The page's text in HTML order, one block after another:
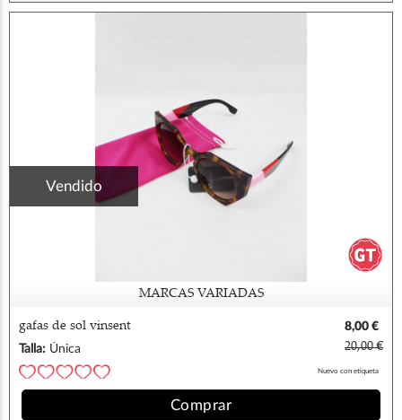
Vendido
MARCAS VARIADAS
gafas de sol vinsent
8,00 €
Talla: Única 20,00 €
Nuevo con etiqueta
Comprar